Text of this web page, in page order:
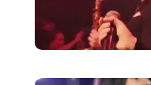
Play Video